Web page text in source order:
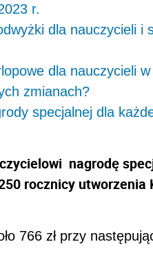
r.
dla nauczycieli i
dla nauczycieli
zmianach?
specjalnej dla
nagrodę
rocznicy
766 zł przy